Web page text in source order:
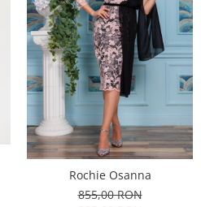
Rochie Osanna
855,00 RON